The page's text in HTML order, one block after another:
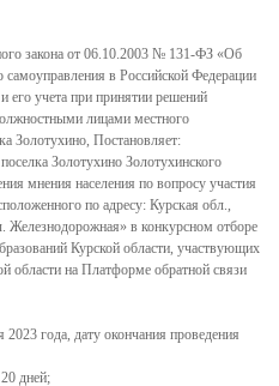
кадастровой палаты
закона от 06.10.2003 № 131-ФЗ «Об
в Российской Федерации
его учета при принятии решений
лицами местного
Золотухино, Постановляет:
Золотухино Золотухинского
мнения населения по вопросу участия
по адресу: Курская обл.,
Железнодорожная» в конкурсном отборе
Курской области, участвующих
области на Платформе обратной связи
года, дату окончания проведения
дней;